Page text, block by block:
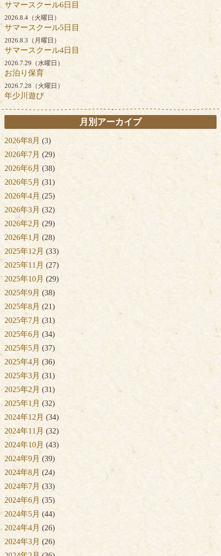
サマースクール6日目
2026.8.4（火曜日）
サマースクール5日目
2026.8.3（月曜日）
サマースクール4日目
2026.7.29（水曜日）
お泊り保育
2026.7.28（火曜日）
年少川遊び
月別アーカイブ
2026年8月 (3)
2026年7月 (29)
2026年6月 (38)
2026年5月 (31)
2026年4月 (25)
2026年3月 (32)
2026年2月 (29)
2026年1月 (28)
2025年12月 (33)
2025年11月 (27)
2025年10月 (29)
2025年9月 (38)
2025年8月 (21)
2025年7月 (31)
2025年6月 (34)
2025年5月 (37)
2025年4月 (36)
2025年3月 (31)
2025年2月 (31)
2025年1月 (32)
2024年12月 (34)
2024年11月 (32)
2024年10月 (43)
2024年9月 (39)
2024年8月 (24)
2024年7月 (33)
2024年6月 (35)
2024年5月 (44)
2024年4月 (26)
2024年3月 (26)